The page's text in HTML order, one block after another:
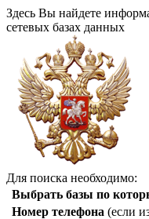
Здесь Вы найдете
сетевых базах данных
Для поиска необходимо:
Выбрать базы по
Номер телефона (если